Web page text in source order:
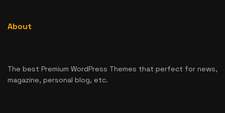
About
The best Premium WordPress Themes that perfect for news,
magazine, personal blog, etc.